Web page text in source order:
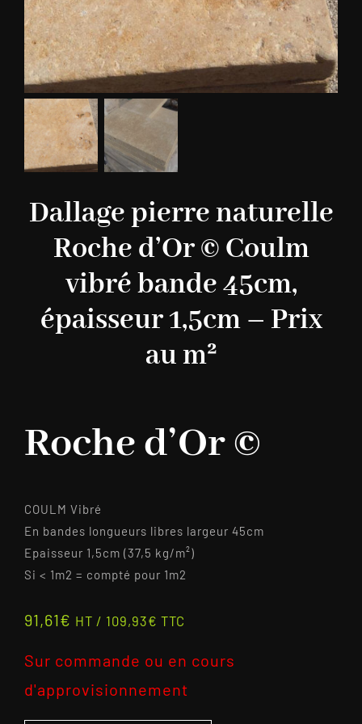
Dallage pierre naturelle
Roche d’Or © Coulm
vibré bande 45cm,
épaisseur 1,5cm – Prix
au m²
Roche d’Or ©
COULM Vibré
En bandes longueurs libres largeur 45cm
Epaisseur 1,5cm (37,5 kg/m²)
Si < 1m2 = compté pour 1m2
91,61€ HT / 109,93€ TTC
Sur commande ou en cours
d'approvisionnement